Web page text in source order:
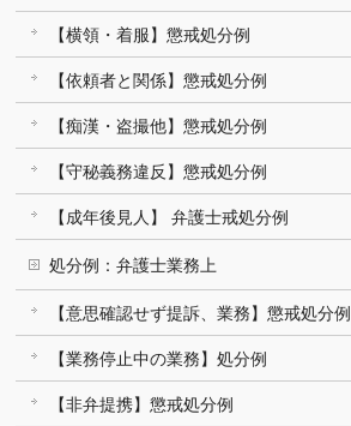
【横領・着服】懲戒処分例
【依頼者と関係】懲戒処分例
【痴漢・盗撮他】懲戒処分例
【守秘義務違反】懲戒処分例
【成年後見人】 弁護士戒処分例
処分例：弁護士業務上
【意思確認せず提訴、業務】懲戒処分例
【業務停止中の業務】処分例
【非弁提携】懲戒処分例